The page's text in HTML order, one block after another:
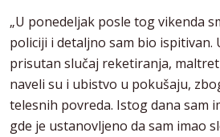
„U ponedeljak posle tog vikenda
policiji i detaljno sam bio ispitivan.
prisutan slučaj reketiranja,
naveli su i ubistvo u pokušaju,
telesnih povreda. Istog dana sam
gde je ustanovljeno da sam imao